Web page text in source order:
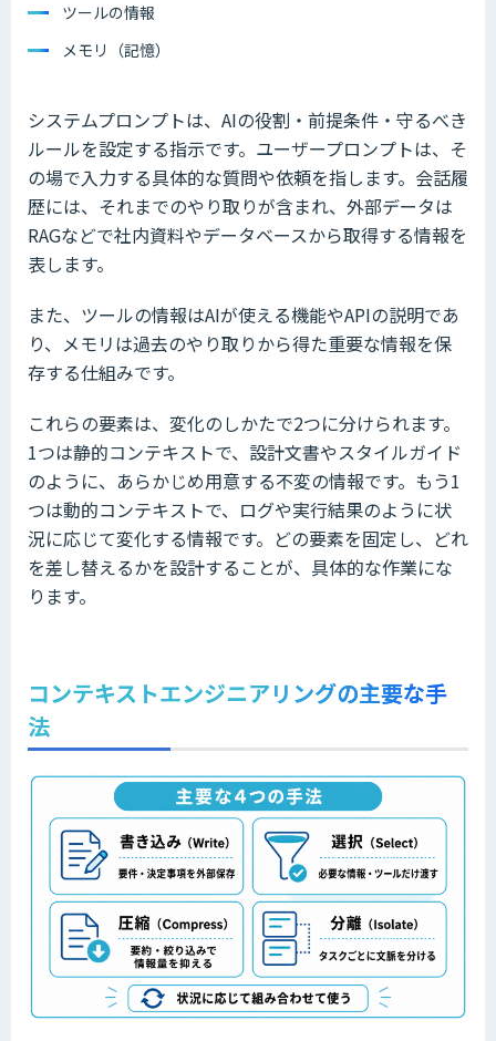
ツールの情報
メモリ（記憶）
システムプロンプトは、AIの役割・前提条件・守るべき
ルールを設定する指示です。ユーザープロンプトは、そ
の場で入力する具体的な質問や依頼を指します。会話履
歴には、それまでのやり取りが含まれ、外部データは
RAGなどで社内資料やデータベースから取得する情報を
表します。
また、ツールの情報はAIが使える機能やAPIの説明であ
り、メモリは過去のやり取りから得た重要な情報を保
存する仕組みです。
これらの要素は、変化のしかたで2つに分けられます。
1つは静的コンテキストで、設計文書やスタイルガイド
のように、あらかじめ用意する不変の情報です。もう1
つは動的コンテキストで、ログや実行結果のように状
況に応じて変化する情報です。どの要素を固定し、どれ
を差し替えるかを設計することが、具体的な作業にな
ります。
コンテキストエンジニアリングの主要な手
法